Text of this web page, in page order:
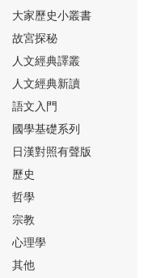
⑰
⑱
大家歷史小叢書
故宮探秘
人文經典譯叢
人文經典新讀
語文入門
國學基礎系列
日漢對照有聲版
歷史
哲學
宗教
心理學
其他